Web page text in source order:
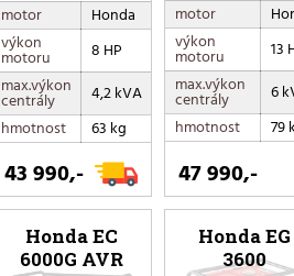
motor
Honda
výkon
motoru
8 HP
max.výkon
centrály
4,2 kVA
hmotnost
63 kg
43 990,-
motor
výkon
motoru
13
max.výkon
centrály
6
hmotnost
79
47 990,-
Honda EC
6000G AVR
Honda EG
3600